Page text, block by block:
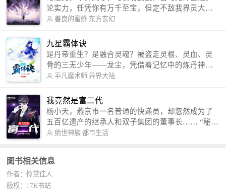
【VIP订阅群】 欢迎大家关注。
论实力，任凭你有万千至宝，但定不敌我界灵大
军。 我是谁？天下众生视我为修罗，却不知，我以
信公众号：善良的蜜蜂后援会）
善良的蜜蜂 东方玄幻
九星霸体诀
是丹帝重生？是融合灵魂？被盗走灵根、灵血、灵
骨的三无少年——龙尘，凭借着记忆中的炼丹神
术，修行神秘功法九星霸体诀，拨开重重迷雾，解
勾搭各色美女，镇压恶鬼邪神。 江湖传闻：龙
尘一到，地吼天啸。龙尘一出，鬼泣神哭。 本
故事纯属虚构，如有雷同，那就是真事儿，想要对
号入座，抓紧时间进群：487963015 微信公众号：
平凡魔术师 异界大陆
我竟然是富二代
杨小天，燕京市一名普通的快递员，却忽然成为了
五百亿遗产的继承人和双子集团的董事长…… “秘
书，给我定制一套百亿富翁的吃喝住行标准！” “好
呢？” “回杨总，开车太堵，已经给你安排了直升
机。” 从此，开启杨小天的百亿富翁之旅，只有他不
敢想的，没有秘书办不到的。
绝世神族 都市生活
图书相关信息
作者：怜黛佳人
版权：17K书站